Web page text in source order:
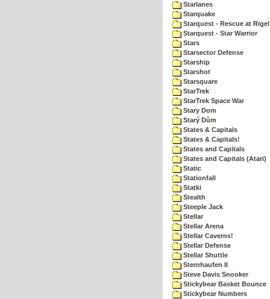
Starlanes
Starquake
Starquest - Rescue at Rigel
Starquest - Star Warrior
Stars
Starsector Defense
Starship
Starshot
Starsquare
StarTrek
StarTrek Space War
Stary Dom
Starý Dům
States & Capitals
States & Capitals!
States and Capitals
States and Capitals (Atari)
Static
Stationfall
Statki
Stealth
Steeple Jack
Stellar
Stellar Arena
Stellar Caverns!
Stellar Defense
Stellar Shuttle
Sternhaufen II
Steve Davis Snooker
Stickybear Basket Bounce
Stickybear Numbers